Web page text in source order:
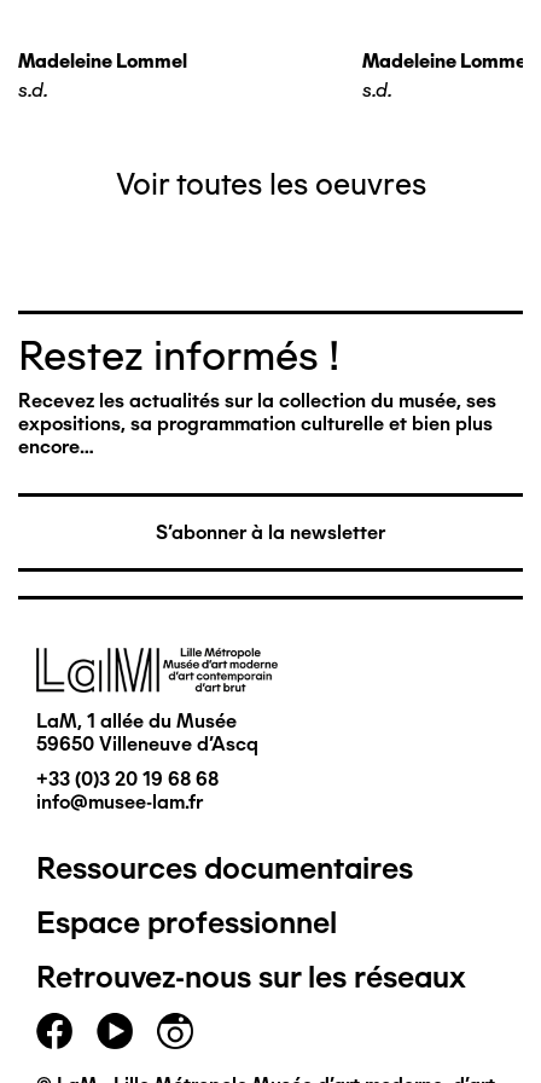
Madeleine Lommel
s.d.
Madeleine Lommel
s.d.
Voir toutes les oeuvres
Restez informés !
Recevez les actualités sur la collection du musée, ses
expositions, sa programmation culturelle et bien plus
encore…
S'abonner à la newsletter
Image
LaM, 1 allée du Musée
59650 Villeneuve d'Ascq
+33 (0)3 20 19 68 68
info@musee-lam.fr
Pied
de
page
principal
Ressources documentaires
Espace professionnel
Retrouvez-nous sur les réseaux